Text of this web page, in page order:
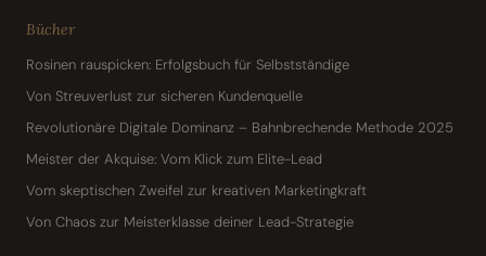
Bücher
Rosinen rauspicken: Erfolgsbuch für Selbstständige
Von Streuverlust zur sicheren Kundenquelle
Revolutionäre Digitale Dominanz – Bahnbrechende Methode 2025
Meister der Akquise: Vom Klick zum Elite-Lead
Vom skeptischen Zweifel zur kreativen Marketingkraft
Von Chaos zur Meisterklasse deiner Lead-Strategie